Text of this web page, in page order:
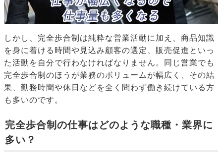
しかし、完全歩合制は純粋な営業活動に加え、商品知識
を身に着ける時間や見込み顧客の選定、販売促進といっ
た活動を自分で行わなければなりません。同じ営業でも
完全歩合制のほうが業務のボリュームが幅広く、その結
果、勤務時間や休日などを全く問わず働き続けている方
も多いのです。
完全歩合制の仕事はどのような職種・業界に
多い？